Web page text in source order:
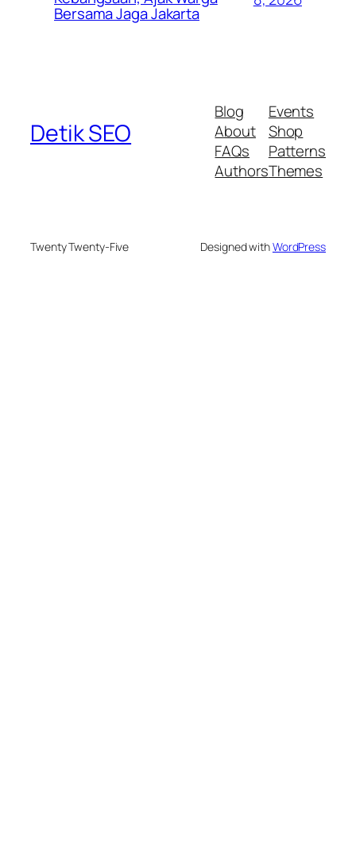
Bersama Jaga Jakarta
Detik SEO
Blog
About
FAQs
Authors
Events
Shop
Patterns
Themes
Twenty Twenty-Five Designed withWordPress